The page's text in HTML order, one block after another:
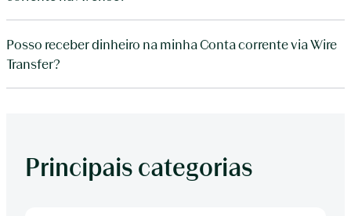
Posso receber dinheiro na minha Conta corrente via Wire
Transfer?
Principais categorias